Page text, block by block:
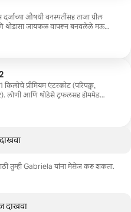
औषधी वनस्पतींसह ताजा ग्रील
सलाद फ्लेवर्ड
फ्रूट्स). हंगामी ताजे सलाद. एक छोटी मिष्टान्न
तुम्ही Gabriela यांना मेसेज करू शकता.
दाखवा